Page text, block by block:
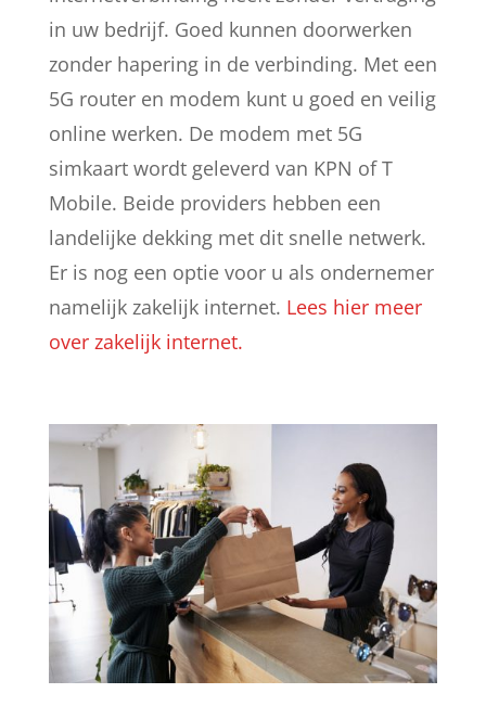
in uw bedrijf. Goed kunnen doorwerken
zonder hapering in de verbinding. Met een
5G router en modem kunt u goed en veilig
online werken. De modem met 5G
simkaart wordt geleverd van KPN of T
Mobile. Beide providers hebben een
landelijke dekking met dit snelle netwerk.
Er is nog een optie voor u als ondernemer
namelijk zakelijk internet. Lees hier meer
over zakelijk internet.